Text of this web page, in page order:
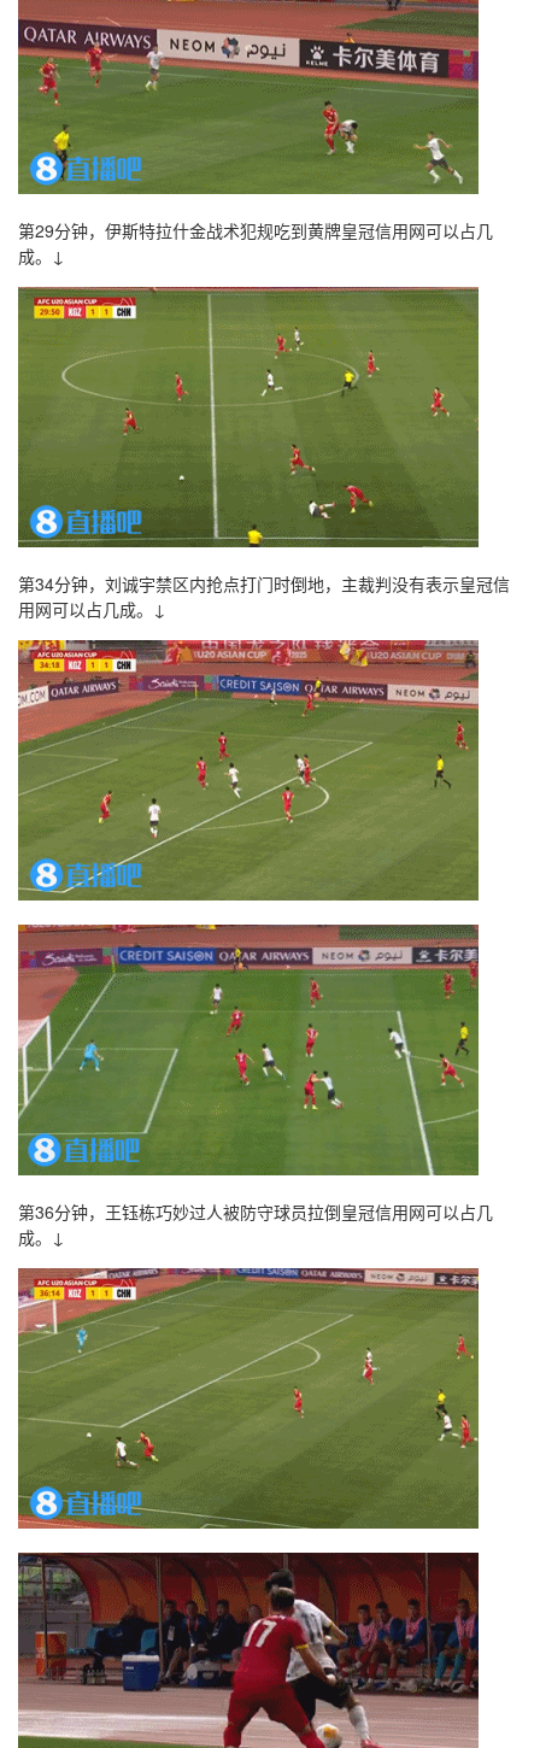
第29分钟，伊斯特拉什金战术犯规吃到黄牌皇冠信用网可以占几
成。↓
第34分钟，刘诚宇禁区内抢点打门时倒地，主裁判没有表示皇冠信
用网可以占几成。↓
第36分钟，王钰栋巧妙过人被防守球员拉倒皇冠信用网可以占几
成。↓